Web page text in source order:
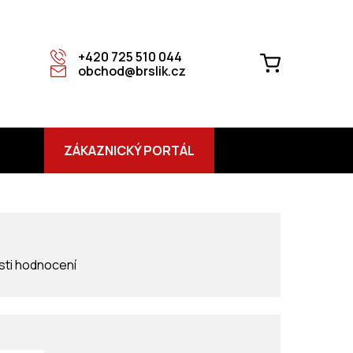
+420 725 510 044
obchod@brslik.cz
NÁKUPNÍ
ZÁKAZNICKÝ PORTÁL
hodnocení